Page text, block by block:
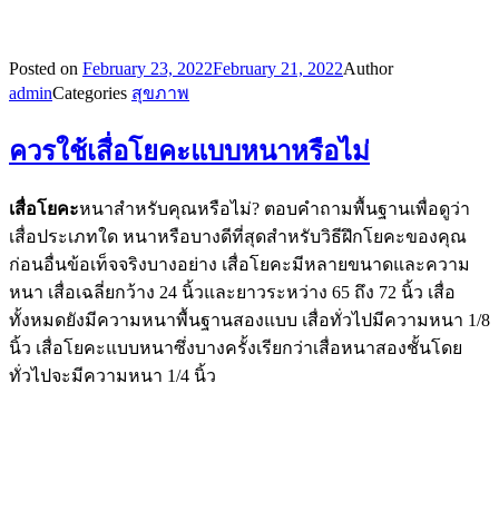
Posted on February 23, 2022February 21, 2022Author
adminCategories สุขภาพ
ควรใช้เสื่อโยคะแบบหนาหรือไม่
เสื่อโยคะหนาสำหรับคุณหรือไม่? ตอบคำถามพื้นฐานเพื่อดูว่า
เสื่อประเภทใด หนาหรือบางดีที่สุดสำหรับวิธีฝึกโยคะของคุณ
ก่อนอื่นข้อเท็จจริงบางอย่าง เสื่อโยคะมีหลายขนาดและความ
หนา เสื่อเฉลี่ยกว้าง 24 นิ้วและยาวระหว่าง 65 ถึง 72 นิ้ว เสื่อ
ทั้งหมดยังมีความหนาพื้นฐานสองแบบ เสื่อทั่วไปมีความหนา 1/8
นิ้ว เสื่อโยคะแบบหนาซึ่งบางครั้งเรียกว่าเสื่อหนาสองชั้นโดย
ทั่วไปจะมีความหนา 1/4 นิ้ว